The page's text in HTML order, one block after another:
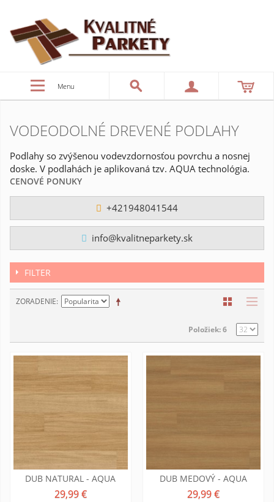
Menu
VODEODOLNÉ DREVENÉ PODLAHY
Podlahy so zvýšenou vodevzdornosťou povrchu a nosnej
doske. V podlahách je aplikovaná tzv. AQUA technológia.
CENOVÉ PONUKY
+421948041544
info@kvalitneparkety.sk
FILTER
ZORADENIE
Položiek: 6
DUB NATURAL - AQUA
29,99 €
DUB MEDOVÝ - AQUA
29,99 €